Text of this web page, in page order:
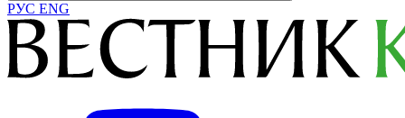
РУС ENG